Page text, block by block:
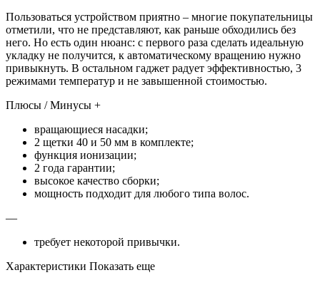
Пользоваться устройством приятно – многие покупательницы
отметили, что не представляют, как раньше обходились без
него. Но есть один нюанс: с первого раза сделать идеальную
укладку не получится, к автоматическому вращению нужно
привыкнуть. В остальном гаджет радует эффективностью, 3
режимами температур и не завышенной стоимостью.
Плюсы / Минусы +
вращающиеся насадки;
2 щетки 40 и 50 мм в комплекте;
функция ионизации;
2 года гарантии;
высокое качество сборки;
мощность подходит для любого типа волос.
—
требует некоторой привычки.
Характеристики Показать еще